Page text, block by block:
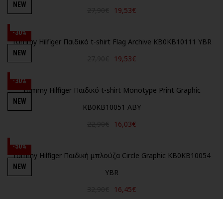
NEW
19,53€
-30%
NEW
Tommy Hilfiger Παιδικό t-shirt Flag Archive KB0KB10111 YBR
19,53€
-30%
NEW
Tommy Hilfiger Παιδικό t-shirt Monotype Print Graphic
KB0KB10051 ABY
16,03€
-50%
NEW
Tommy Hilfiger Παιδική μπλούζα Circle Graphic KB0KB10054
YBR
16,45€